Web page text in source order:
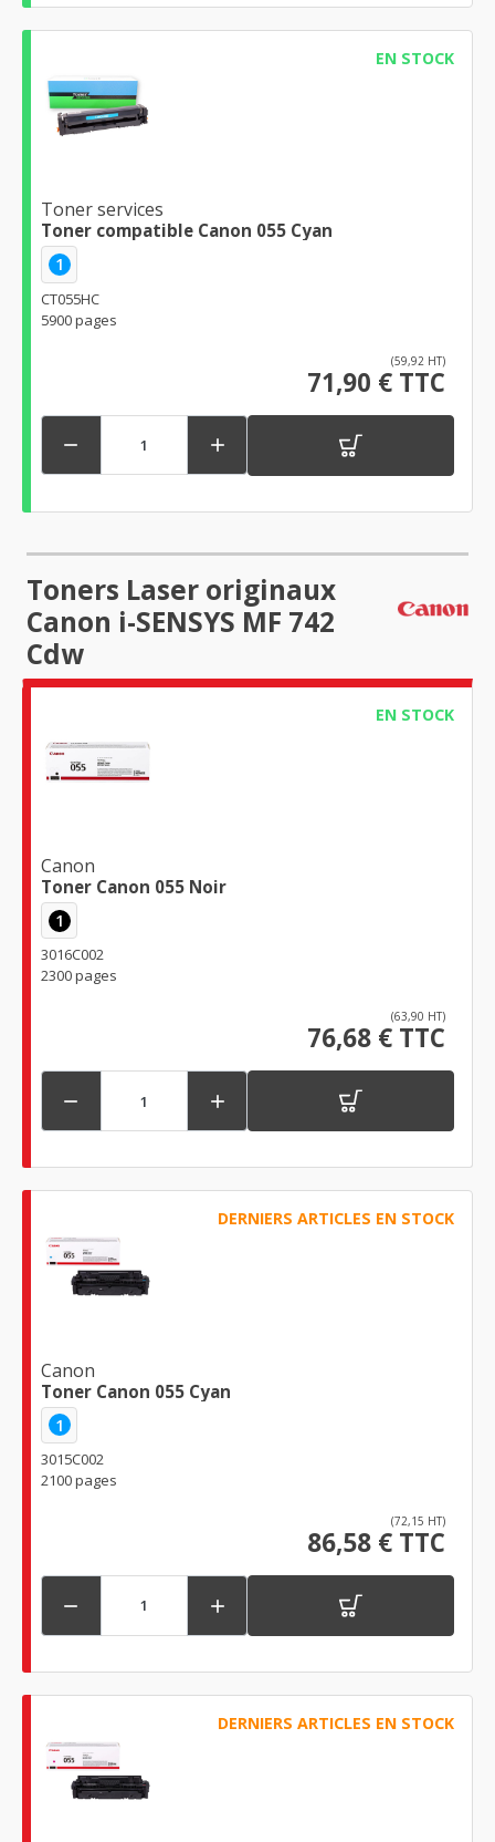
EN STOCK
Toner services
Toner compatible Canon 055 Cyan
1
CT055HC
5900 pages
(59,92 HT)
71,90 € TTC
 
Toners Laser originaux
Canon i-SENSYS MF 742
Cdw
EN STOCK
Canon
Toner Canon 055 Noir
1
3016C002
2300 pages
(63,90 HT)
76,68 € TTC
 
DERNIERS ARTICLES EN STOCK
Canon
Toner Canon 055 Cyan
1
3015C002
2100 pages
(72,15 HT)
86,58 € TTC
 
DERNIERS ARTICLES EN STOCK